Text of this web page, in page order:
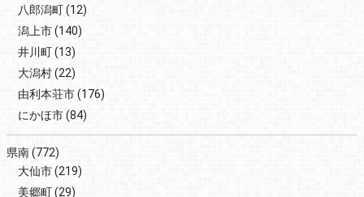
八郎潟町(12)
潟上市(140)
井川町(13)
大潟村(22)
由利本荘市(176)
にかほ市(84)
県南(772)
大仙市(219)
美郷町(29)